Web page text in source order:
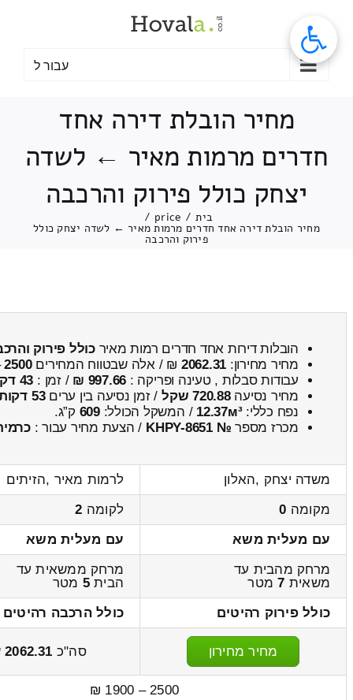
עבור ל
מחיר הובלת דירה אחד
חדרים מרמות מאיר ← לשדה
יצחק כולל פירוק והרכבה
בית /
price
/
מחיר הובלת דירה אחד חדרים מרמות מאיר ← לשדה יצחק כולל
פירוק והרכבה
הובלות דירות אחד חדרים רמות מאירכולל פירוק
מחיר מחירון: 2062.31 ₪ / אלה שבטווח המחירים2500
עבודות סבלות , טעינה ופריקה : 997.66 ₪ / זמן : 43 דקות 2 שניות
מחיר נסיעה720.88 שקל / זמן נסיעה בין ערים53 דקות
נפח כללי:12.37м³ / המשקל הכולל:609 ק”ג.
מכרז מספר № KHPY-8651 / הצעת מחיר עבור :
משדה יצחק ,האלון
לרמות מאיר ,הזיתים
מקומה 0 לקומה 2
עם מעלית משא
עם מעלית משא
מרחק מהבית עד
משאית 7מטר
מרחק ממשאית עד
הבית5 מטר
כולל פירוק רהיטים
כולל הרכבה רהיטים
מחיר מחירון סה"כ 2062.31
2500 – 1900 ₪